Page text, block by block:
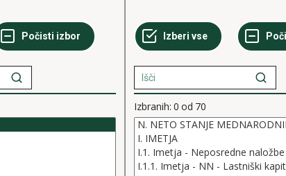
Izbranih: 0 od 70